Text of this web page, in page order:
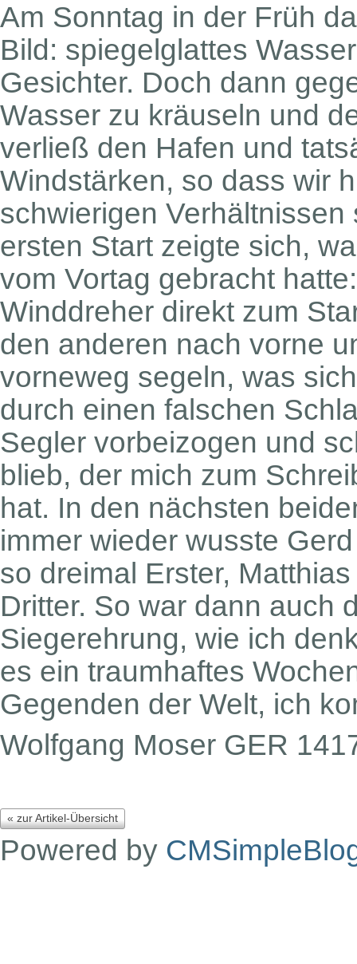
Am Sonntag in der Früh
Bild: spiegelglattes
Gesichter. Doch dann
Wasser zu kräuseln und
verließ den Hafen und
Windstärken, so dass wir
schwierigen
ersten Start zeigte sich,
vom Vortag gebracht
Winddreher direkt zum
den anderen nach vorne
vorneweg segeln, was
durch einen falschen
Segler vorbeizogen und
blieb, der mich zum
hat. In den nächsten
immer wieder wusste
so dreimal Erster,
Dritter. So war dann auch
Siegerehrung, wie ich
es ein traumhaftes
Gegenden der Welt, ich
Wolfgang Moser GER
« zur Artikel-Übersicht
Powered by